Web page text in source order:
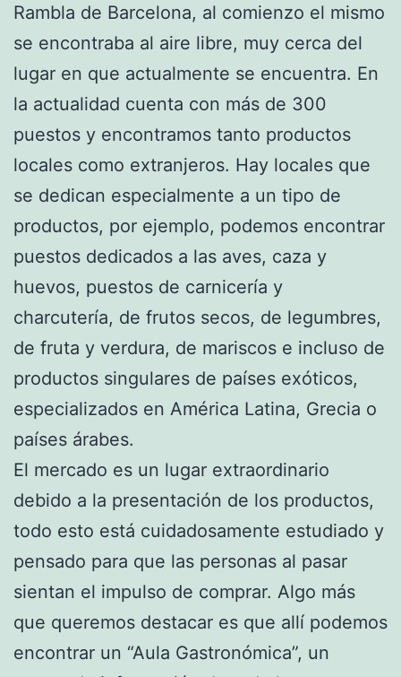
Rambla de Barcelona, al comienzo el mismo
se encontraba al aire libre, muy cerca del
lugar en que actualmente se encuentra. En
la actualidad cuenta con más de 300
puestos y encontramos tanto productos
locales como extranjeros. Hay locales que
se dedican especialmente a un tipo de
productos, por ejemplo, podemos encontrar
puestos dedicados a las aves, caza y
huevos, puestos de carnicería y
charcutería, de frutos secos, de legumbres,
de fruta y verdura, de mariscos e incluso de
productos singulares de países exóticos,
especializados en América Latina, Grecia o
países árabes.
El mercado es un lugar extraordinario
debido a la presentación de los productos,
todo esto está cuidadosamente estudiado y
pensado para que las personas al pasar
sientan el impulso de comprar. Algo más
que queremos destacar es que allí podemos
encontrar un “Aula Gastronómica”, un